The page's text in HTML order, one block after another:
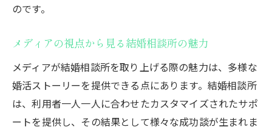
東京都で結婚相談所が注目を集める理由を解説
東京特有の婚活事情とは
結婚相談所が提供する安心の理由
メディアが注目する成功事例
のです。
メディアの視点から見る結婚相談所の魅力
メディアが結婚相談所を取り上げる際の魅力は、多様な
婚活ストーリーを提供できる点にあります。結婚相談所
は、利用者一人一人に合わせたカスタマイズされたサポ
ートを提供し、その結果として様々な成功談が生まれま